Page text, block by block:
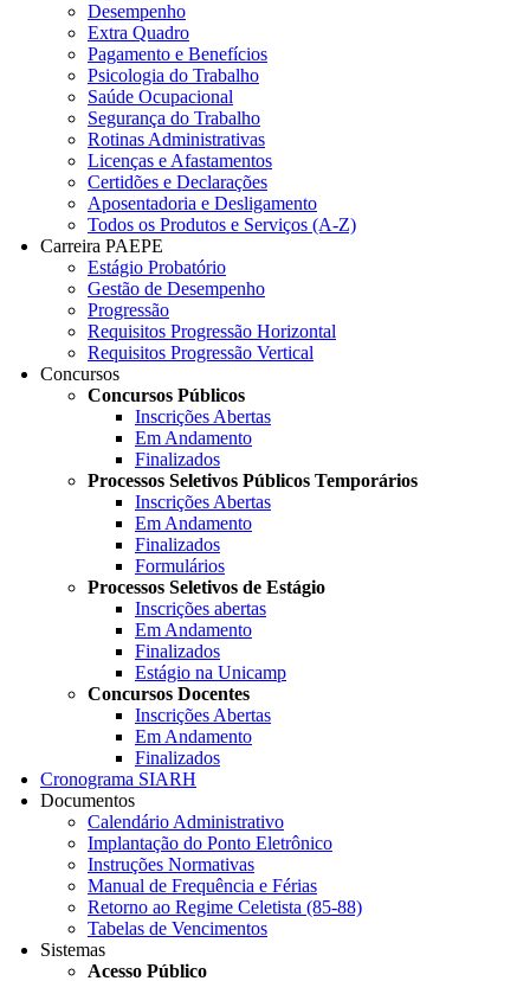
Desempenho
Extra Quadro
Pagamento e Benefícios
Psicologia do Trabalho
Saúde Ocupacional
Segurança do Trabalho
Rotinas Administrativas
Licenças e Afastamentos
Certidões e Declarações
Aposentadoria e Desligamento
Todos os Produtos e Serviços (A-Z)
Carreira PAEPE
Estágio Probatório
Gestão de Desempenho
Progressão
Requisitos Progressão Horizontal
Requisitos Progressão Vertical
Concursos
Concursos Públicos
Inscrições Abertas
Em Andamento
Finalizados
Processos Seletivos Públicos Temporários
Inscrições Abertas
Em Andamento
Finalizados
Formulários
Processos Seletivos de Estágio
Inscrições abertas
Em Andamento
Finalizados
Estágio na Unicamp
Concursos Docentes
Inscrições Abertas
Em Andamento
Finalizados
Cronograma SIARH
Documentos
Calendário Administrativo
Implantação do Ponto Eletrônico
Instruções Normativas
Manual de Frequência e Férias
Retorno ao Regime Celetista (85-88)
Tabelas de Vencimentos
Sistemas
Acesso Público